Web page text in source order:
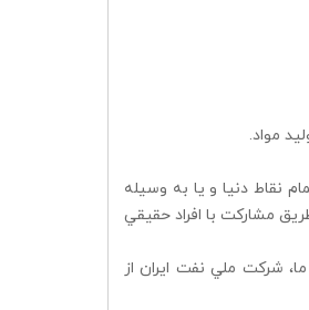
مواد.
نقاط دنيا و يا به وسيله
مشاركت با افراد حقيقي
شركت ملي نفت ايران از